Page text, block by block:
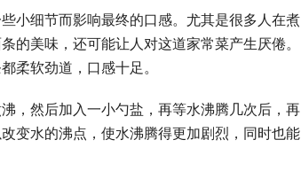
小细节而影响最终的口感。尤其是很多人在煮
的美味，还可能让人对这道家常菜产生厌倦。
柔软劲道，口感十足。
，然后加入一小勺盐，再等水沸腾几次后，再
变水的沸点，使水沸腾得更加剧烈，同时也能